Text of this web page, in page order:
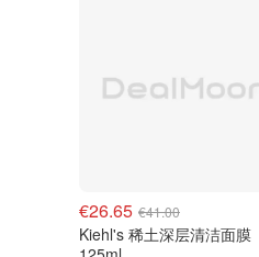
€26.65 €41.00
Kiehl's 稀土深层清洁面膜